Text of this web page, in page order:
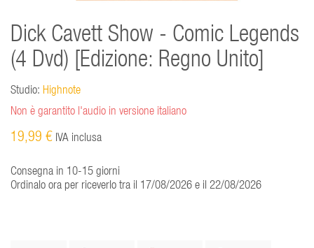
Dick Cavett Show - Comic Legends
(4 Dvd) [Edizione: Regno Unito]
Studio: Highnote
Non è garantito l'audio in versione italiano
19,99 € IVA inclusa
Consegna in 10-15 giorni
Ordinalo ora per riceverlo tra il 17/08/2026 e il 22/08/2026